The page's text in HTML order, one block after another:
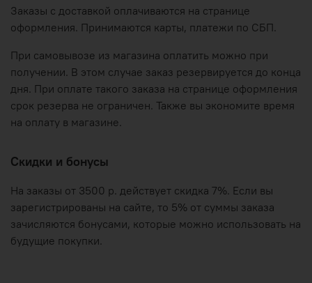
Заказы с доставкой оплачиваются на странице
оформления. Принимаются карты, платежи по СБП.
При самовывозе из магазина оплатить можно при
получении. В этом случае заказ резервируется до конца
дня. При оплате такого заказа на странице оформления
срок резерва не ограничен. Также вы экономите время
на оплату в магазине.
Скидки и бонусы
На заказы от 3500 р. действует скидка 7%. Если вы
зарегистрированы на сайте, то 5% от суммы заказа
зачисляются бонусами, которые можно использовать на
будущие покупки.